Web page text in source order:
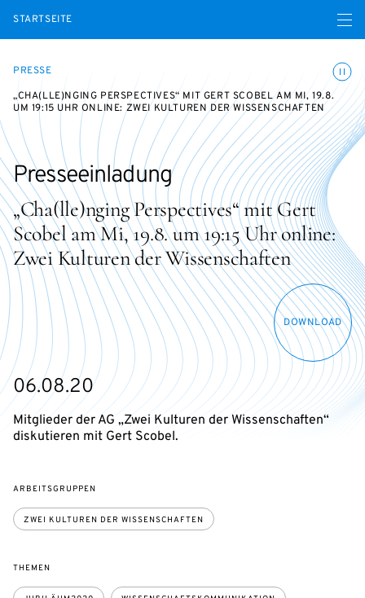
STARTSEITE Menü
PRESSE
„CHA(LLE)NGING PERSPECTIVES“ MIT GERT SCOBEL AM MI, 19.8.
UM 19:15 UHR ONLINE: ZWEI KULTUREN DER WISSENSCHAFTEN
„Cha(lle)nging Perspectives“ mit Gert
Scobel am Mi, 19.8. um 19:15 Uhr online:
Zwei Kulturen der Wissenschaften
Presseeinladung
DOWNLOAD
06.08.20
Mitglieder der AG „Zwei Kulturen der Wissenschaften“
diskutieren mit Gert Scobel.
ARBEITSGRUPPEN
ZWEI KULTUREN DER WISSENSCHAFTEN
THEMEN